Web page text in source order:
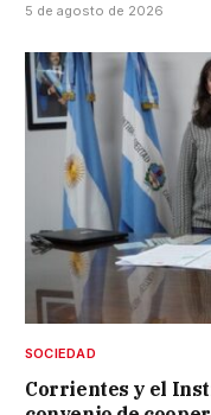
5 de agosto de 2026
SOCIEDAD
Corrientes y el